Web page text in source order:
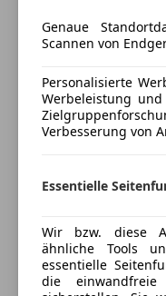
Unterhaltung/
Android Auto
Apple CarPlay
Bluetooth
Bordcomputer
DAB-Radio
Radio
USB
Sicherheit
Diebstahl-
Abschleppschutz
Digital Cockpit
Fahrassistenz-
(ACC) und
Assist, bis 210 km/
Fahrassistenz-
Dynamik-Fahrwerk
Fahrassistenz-
Assist)
Mehr anzeigen
Mehr anzeigen
Versicherung
Kfz-Versicherung
Genaue
Scannen von
Personalisierte
Werbeleistung
Verbesserung von
Essentielle
Wir bzw. diese
ähnliche Tools
essentielle
die